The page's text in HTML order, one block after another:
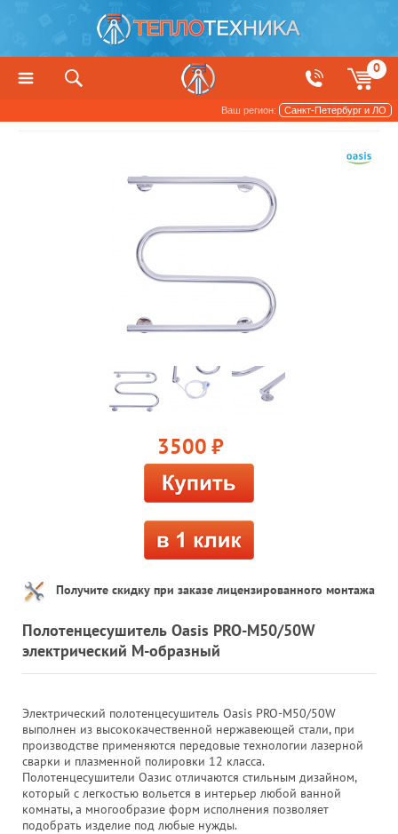
0
Ваш регион: Санкт-Петербург и ЛО
3500 руб.
Получите скидку при заказе лицензированного монтажа
Полотенцесушитель Oasis PRO-M50/50W
электрический М-образный
Электрический полотенцесушитель Oasis PRO-M50/50W
выполнен из высококачественной нержавеющей стали, при
производстве применяются передовые технологии лазерной
сварки и плазменной полировки 12 класса.
Полотенцесушители Оазис отличаются стильным дизайном,
который с легкостью вольется в интерьер любой ванной
комнаты, а многообразие форм исполнения позволяет
подобрать изделие под любые нужды.